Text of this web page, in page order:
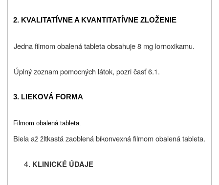
2. KVALITATÍVNE A KVANTITATÍVNE ZLOŽENIE
Jedna filmom obalená tableta obsahuje 8 mg lornoxikamu.
Úplný zoznam pomocných látok, pozri časť 6.1.
3. LIEKOVÁ FORMA
Filmom obalená tableta.
Biela až žltkastá zaoblená bikonvexná filmom obalená tableta.
KLINICKÉ ÚDAJE